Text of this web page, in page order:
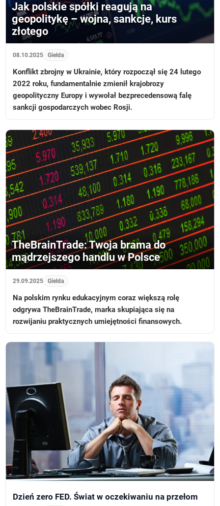
Jak polskie spółki reagują na
geopolitykę – wojna, sankcje, kurs
złotego
08.10.2025 Gielda
Konflikt zbrojny w Ukrainie, który rozpoczął się 24 lutego
2022 roku, fundamentalnie zmienił krajobrozy
geopolityczny Europy i wywołał bezprecedensową falę
sankcji gospodarczych wobec Rosji.
TheBrainTrade: Twoja brama do
mądrzejszego handlu w Polsce
29.09.2025 Gielda
Na polskim rynku edukacyjnym coraz większą rolę
odgrywa TheBrainTrade, marka skupiająca się na
rozwijaniu praktycznych umiejętności finansowych.
Dzień zero FED. Świat w oczekiwaniu na przełom